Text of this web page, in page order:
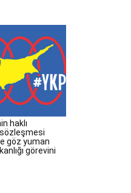
haklı
sözleşmesi
göz yuman
görevini